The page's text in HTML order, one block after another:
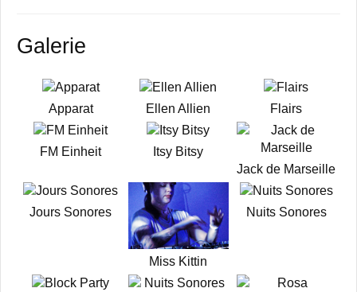
Galerie
Apparat Ellen Allien Flairs
FM Einheit
Itsy Bitsy
Jack de Marseille
Jours Sonores
Miss Kittin
Nuits Sonores